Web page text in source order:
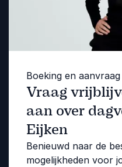
Boeking en aanvraag
Vraag
aan over
Eijken
Benieuwd naar de
mogelijkheden voor